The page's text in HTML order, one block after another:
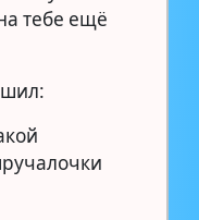
тебе ещё